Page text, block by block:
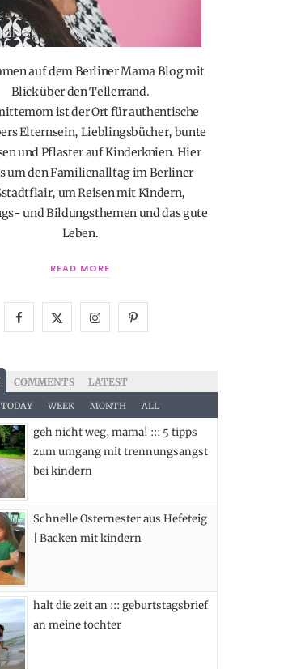
auf dem Berliner Mama Blog mit
Blick über den Tellerrand.
ist der Ort für authentische
Elternsein, Lieblingsbücher, bunte
und Pflaster auf Kinderknien. Hier
um den Familienalltag im Berliner
um Reisen mit Kindern,
und Bildungsthemen und das gute
Leben.
READ MORE
c
e
b
o
o
k
T
w
i
t
e
I
s
t
a
a
P
e
s
COMMENTS LATEST
TODAY WEEK MONTH ALL
geh nicht weg, mama! ::: 5 tipps
zum umgang mit trennungsangst
bei kindern
Schnelle Osternester aus Hefeteig
| Backen mit kindern
halt die zeit an ::: geburtstagsbrief
an meine tochter